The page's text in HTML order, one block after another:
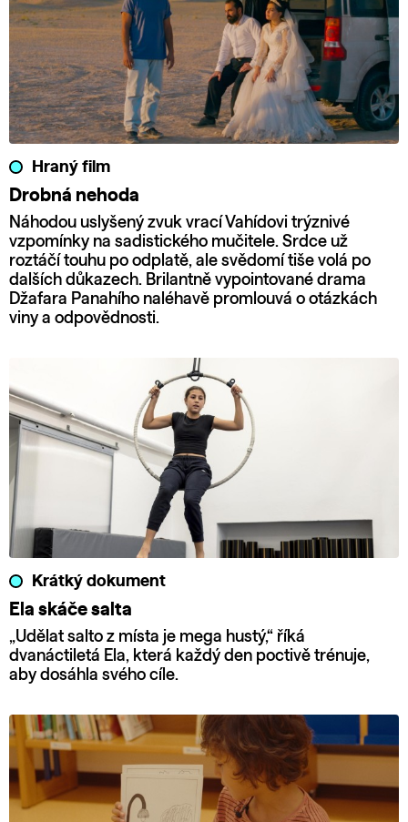
Hraný film
Drobná nehoda
Náhodou uslyšený zvuk vrací Vahídovi trýznivé
vzpomínky na sadistického mučitele. Srdce už
roztáčí touhu po odplatě, ale svědomí tiše volá po
dalších důkazech. Brilantně vypointované drama
Džafara Panahího naléhavě promlouvá o otázkách
viny a odpovědnosti.
Krátký dokument
Ela skáče salta
„Udělat salto z místa je mega hustý,“ říká
dvanáctiletá Ela, která každý den poctivě trénuje,
aby dosáhla svého cíle.